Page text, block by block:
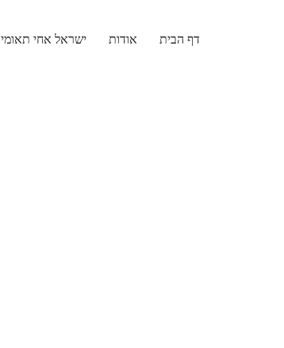
דף הבית אודות ישראל אחי תאומי